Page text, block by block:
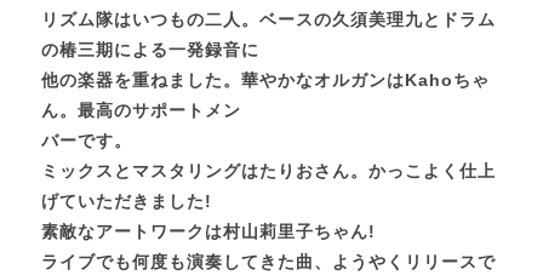
リズム隊はいつもの二人。ベースの久須美理九とドラム
の椿三期による一発録音に
他の楽器を重ねました。華やかなオルガンはKahoちゃ
ん。最高のサポートメン
バーです。
ミックスとマスタリングはたりおさん。かっこよく仕上
げていただきました!
素敵なアートワークは村山莉里子ちゃん!
ライブでも何度も演奏してきた曲、ようやくリリースで